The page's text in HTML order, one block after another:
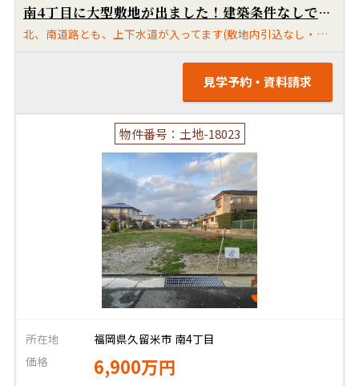
南4丁目に大型敷地が出ました！建築条件なしです！上津バイパス徒歩2分の好立地です♪人気の南小、牟田山中校区！北、南に接道があります！現況渡しになります。北、南道路とも久留米市道です。
北、南道路とも、上下水道が入ってます(敷地内引込なし・南側は水道引込口径等に制限があります)埋蔵文化財・包蔵地域外です。冠水履歴ありません。
見学予約・資料請求
物件番号：土地-18023
所在地
福岡県久留米市 南4丁目
価格
6,900万円